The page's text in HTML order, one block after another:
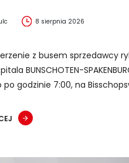
8 sierpnia 2026
z busem sprzedawcy
BUNSCHOTEN-
po godzinie 7:00, na